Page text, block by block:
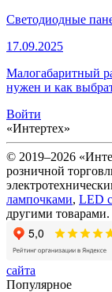
Светодиодные
17.09.2025
Малогабаритный
нужен и как
Войти
«Интертех»
© 2019–2026
розничной
лампочками, LED
другими товарами.
сайта
Популярное